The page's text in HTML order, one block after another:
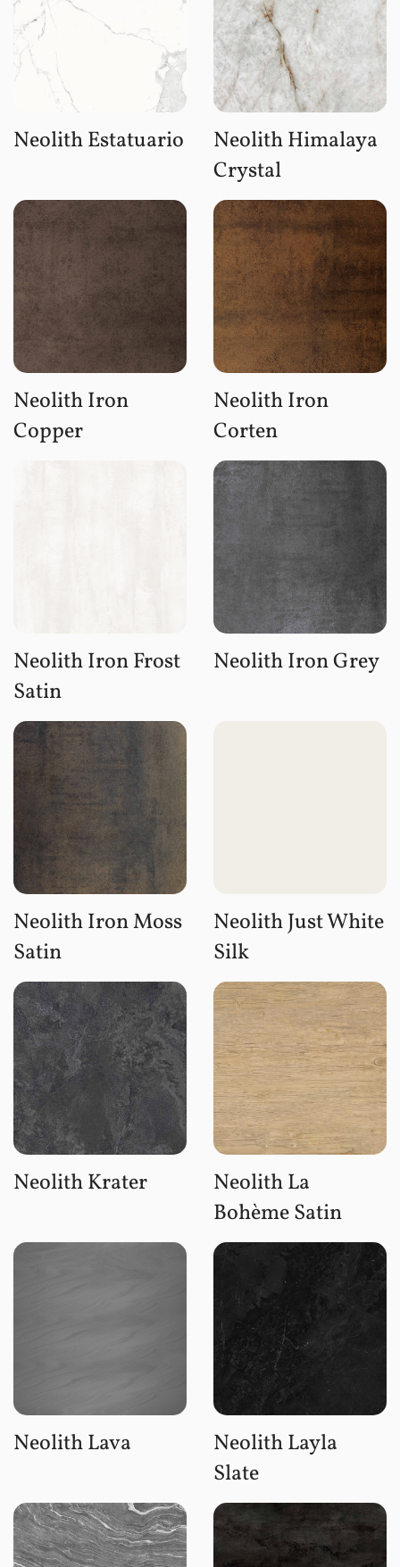
Neolith Estatuario
Neolith Himalaya
Crystal
Neolith Iron
Copper
Neolith Iron
Corten
Neolith Iron Frost
Satin
Neolith Iron Grey
Neolith Iron Moss
Satin
Neolith Just White
Silk
Neolith Krater
Neolith La
Bohème Satin
Neolith Lava
Neolith Layla
Slate